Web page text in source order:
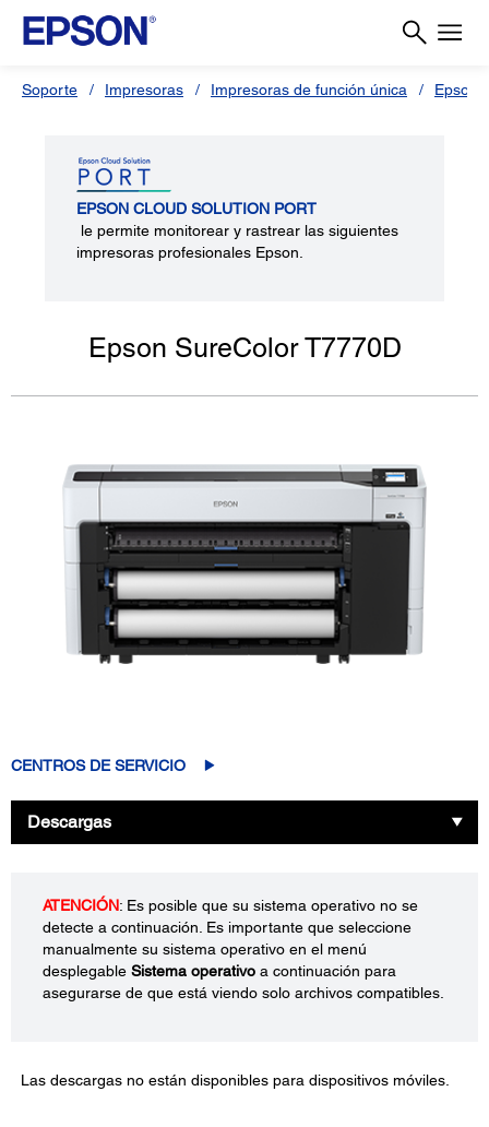
Soporte Impresoras Impresoras de función única Epson
EPSON CLOUD SOLUTION PORT
le permite monitorear y rastrear las siguientes
impresoras profesionales Epson.
Epson SureColor T7770D
CENTROS DE SERVICIO
Descargas
ATENCIÓN: Es posible que su sistema operativo no se
detecte a continuación. Es importante que seleccione
manualmente su sistema operativo en el menú
desplegable Sistema operativo a continuación para
asegurarse de que está viendo solo archivos compatibles.
Las descargas no están disponibles para dispositivos móviles.